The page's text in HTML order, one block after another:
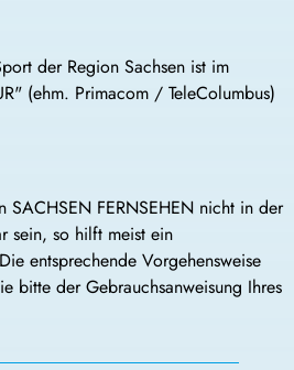
der Region Sachsen ist im
(ehm. Primacom / TeleColumbus)
SACHSEN FERNSEHEN nicht in der
sein, so hilft meist ein
entsprechende Vorgehensweise
bitte der Gebrauchsanweisung Ihres